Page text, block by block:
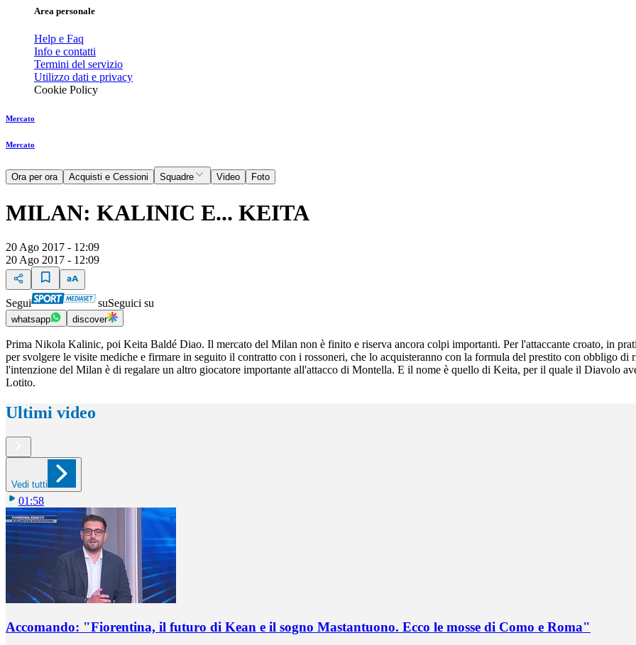
Area personale
Help e Faq
Info e contatti
Termini del servizio
Utilizzo dati e privacy
Cookie Policy
Mercato
Mercato
Ora per ora Acquisti e Cessioni Squadre Video Foto
MILAN: KALINIC E... KEITA
20 Ago 2017 - 12:09
20 Ago 2017 - 12:09
Segui suSeguici su
whatsapp discover
Prima Nikola Kalinic, poi Keita Baldé Diao. Il mercato del Milan non è finito e riserva ancora colpi importanti. Per l'attaccante croato, in
per svolgere le visite mediche e firmare in seguito il contratto con i rossoneri, che lo acquisteranno con la formula del prestito con obbligo
l'intenzione del Milan è di regalare un altro giocatore importante all'attacco di Montella. E il nome è quello di Keita, per il quale il Diavolo
Lotito.
Ultimi video
Vedi tutti
01:58
Accomando: "Fiorentina, il futuro di Kean e il sogno Mastantuono. Ecco le mosse di Como e Roma"